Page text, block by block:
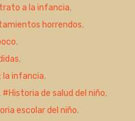
a la infancia,
horrendos,
,
,
la infancia,
, Historia de salud del niño,
escolar del niño,